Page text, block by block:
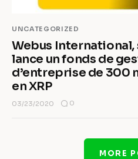
UNCATEGORIZED
Webus
lance un fonds de
d’entreprise de 300
en XRP
03/23/2020 0
MORE